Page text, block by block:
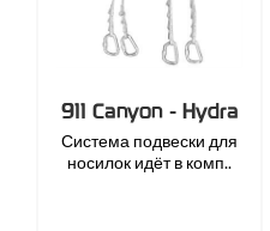
911 Canyon - Hydra
Система подвески для
носилок идёт в комп..